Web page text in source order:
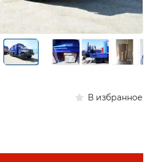
В избранное